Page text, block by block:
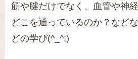
筋や腱だけでなく、血管や神
どこを通っているのか？など
どの学び(^_^;)